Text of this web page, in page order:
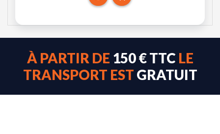
À PARTIR DE 150 € TTC LE
TRANSPORT EST GRATUIT